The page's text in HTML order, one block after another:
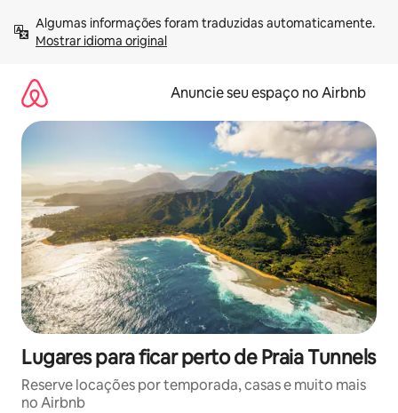
para
Mostrar idioma original
Anuncie seu espaço no Airbnb
Lugares para ficar perto de Praia Tunnels
Reserve locações por temporada, casas e muito mais
no Airbnb